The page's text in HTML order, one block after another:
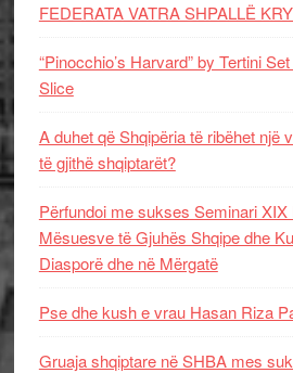
FEDERATA VATRA SHPALLË
“Pinocchio’s Harvard” by Tertini
Slice
A duhet që Shqipëria të ribëhet një
të gjithë shqiptarët?
Përfundoi me sukses Seminari
Mësuesve të Gjuhës Shqipe dhe
Diasporë dhe në Mërgatë
Pse dhe kush e vrau Hasan Riza
Gruaja shqiptare në SHBA mes